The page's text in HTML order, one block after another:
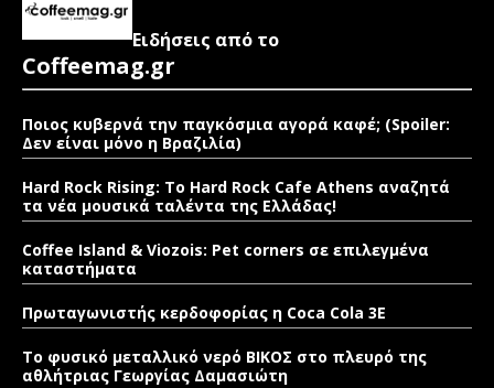
Ειδήσεις από το
Coffeemag.gr
Ποιος κυβερνά την παγκόσμια αγορά καφέ; (Spoiler:
Δεν είναι μόνο η Βραζιλία)
Hard Rock Rising: Το Hard Rock Cafe Athens αναζητά
τα νέα μουσικά ταλέντα της Ελλάδας!
Coffee Island & Viozois: Pet corners σε επιλεγμένα
καταστήματα
Πρωταγωνιστής κερδοφορίας η Coca Cola 3E
Το φυσικό μεταλλικό νερό ΒΙΚΟΣ στο πλευρό της
αθλήτριας Γεωργίας Δαμασιώτη